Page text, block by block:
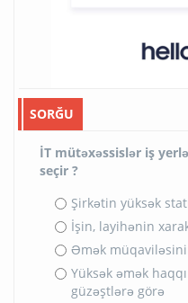
SORĞU
İT mütəxəssislər iş
seçir ?
Şirkətin yüksək
İşin, layihənin
Əmək
Yüksək əmək
güzəştlərə görə